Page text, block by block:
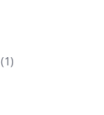
(1)